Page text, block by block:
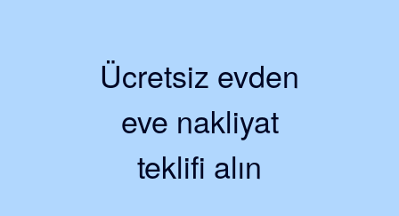
Ücretsiz evden
eve nakliyat
teklifi alın